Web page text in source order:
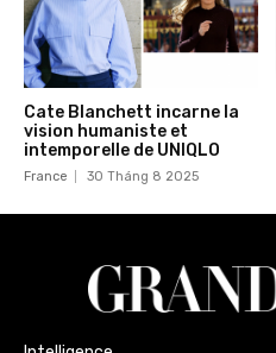
Cate Blanchett incarne la
vision humaniste et
intemporelle de UNIQLO
France 30 Tháng 8 2025